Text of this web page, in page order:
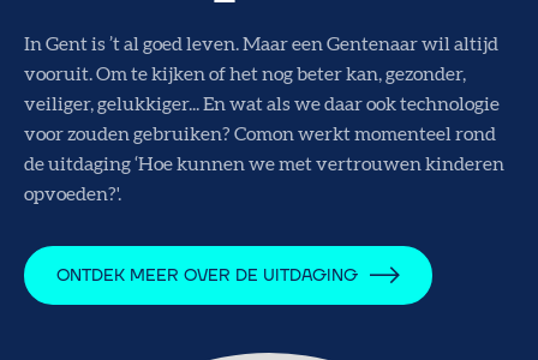
In Gent is ’t al goed leven. Maar een Gentenaar wil altijd
vooruit. Om te kijken of het nog beter kan, gezonder,
veiliger, gelukkiger... En wat als we daar ook technologie
voor zouden gebruiken? Comon werkt momenteel rond
de uitdaging ‘Hoe kunnen we met vertrouwen kinderen
opvoeden?'.
ONTDEK MEER OVER DE UITDAGING